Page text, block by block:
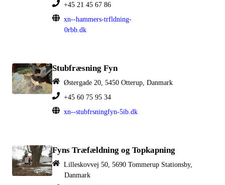
+45 21 45 67 86
xn--hammers-trfldning-
0rbb.dk
Stubfræsning Fyn
Østergade 20, 5450 Otterup, Danmark
+45 60 75 95 34
xn--stubfrsningfyn-5ib.dk
Fyns Træfældning og Topkapning
Lilleskovvej 50, 5690 Tommerup Stationsby,
Danmark